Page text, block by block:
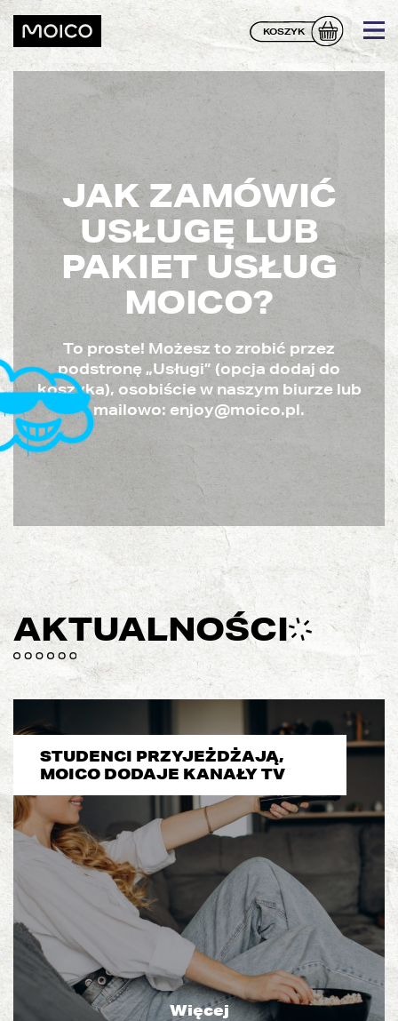
KOSZYK
JAK ZAMÓWIĆ
USŁUGĘ LUB
PAKIET USŁUG
MOICO?
To proste! Możesz to zrobić przez
podstronę „Usługi” (opcja dodaj do
koszyka), osobiście w naszym biurze lub
mailowo: enjoy@moico.pl.
AKTUALNOŚCI
STUDENCI PRZYJEŻDŻAJĄ,
MOICO DODAJE KANAŁY TV
Więcej